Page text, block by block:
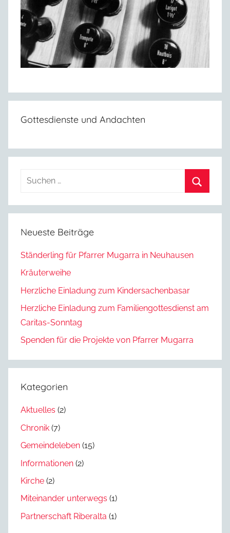
Gottesdienste und Andachten
Suchen
Neueste Beiträge
Ständerling für Pfarrer Mugarra in Neuhausen
Kräuterweihe
Herzliche Einladung zum Kindersachenbasar
Herzliche Einladung zum Familiengottesdienst am
Caritas-Sonntag
Spenden für die Projekte von Pfarrer Mugarra
Kategorien
Aktuelles (2)
Chronik (7)
Gemeindeleben (15)
Informationen (2)
Kirche (2)
Miteinander unterwegs (1)
Partnerschaft Riberalta (1)